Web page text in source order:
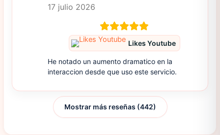
17 julio 2026
Likes Youtube
He notado un aumento dramatico en la
interaccion desde que uso este servicio.
Mostrar más reseñas (442)